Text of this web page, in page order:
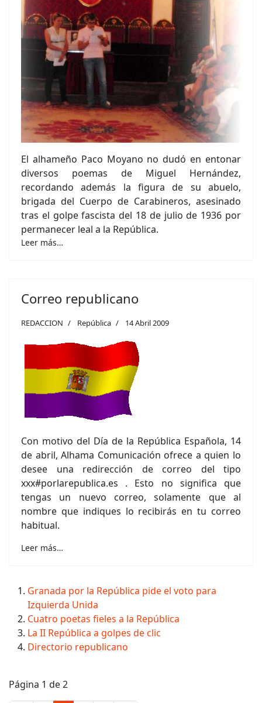
El alhameño Paco Moyano no dudó en entonar
diversos poemas de Miguel Hernández,
recordando además la figura de su abuelo,
brigada del Cuerpo de Carabineros, asesinado
tras el golpe fascista del 18 de julio de 1936 por
permanecer leal a la República.
Leer más…
Correo republicano
REDACCION República 14 Abril 2009
Con motivo del Día de la República Española, 14
de abril, Alhama Comunicación ofrece a quien lo
desee una redirección de correo del tipo
xxx#porlarepublica.es . Esto no significa que
tengas un nuevo correo, solamente que al
nombre que indiques lo recibirás en tu correo
habitual.
Leer más…
Granada por la República pide el voto para
Izquierda Unida
Cuatro poetas fieles a la República
La II República a golpes de clic
Directorio republicano
Página 1 de 2